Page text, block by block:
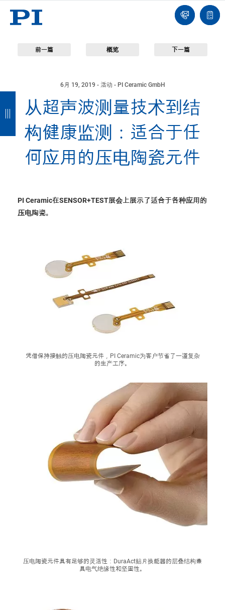
联
系
报
价
们
前一篇 概览 下一篇
6月 19, 2019 - 活动 - PI Ceramic GmbH
从超声波测量技术到结
构健康监测：适合于任
何应用的压电陶瓷元件
PI Ceramic在SENSOR+TEST展会上展示了适合于各种应用的
压电陶瓷。
凭借保持接触的压电陶瓷元件，PI Ceramic为客户节省了一道复杂
的生产工序。
压电陶瓷元件具有足够的灵活性：DuraAct贴片换能器的层叠结构兼
具电气绝缘性和坚固性。
返
回
返
回
返
回
返
回